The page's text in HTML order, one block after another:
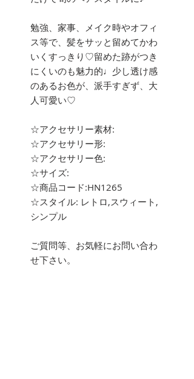
勉強、家事、メイク時やオフィ
ス等で、髪をサッと留めてかわ
いくすっきり♡留めた跡がつき
にくいのも魅力的♩少し透け感
のあるお色が、派手すぎず、大
人可愛い♡
☆アクセサリー素材:
☆アクセサリー形:
☆アクセサリー色:
☆サイズ:
☆商品コード:HN1265
☆スタイル: レトロ,スウィート,
シンプル
ご質問等、お気軽にお問い合わ
せ下さい。